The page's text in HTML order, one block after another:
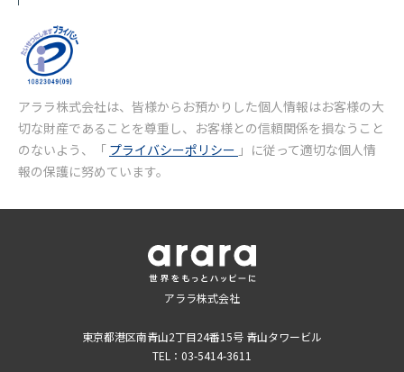
アララ株式会社は、皆様からお預かりした個人情報はお客様の大
切な財産であることを尊重し、お客様との信頼関係を損なうこと
のないよう、「 プライバシーポリシー 」に従って適切な個人情
報の保護に努めています。
アララ株式会社
東京都港区南青山2丁目24番15号 青山タワービル
TEL：03-5414-3611